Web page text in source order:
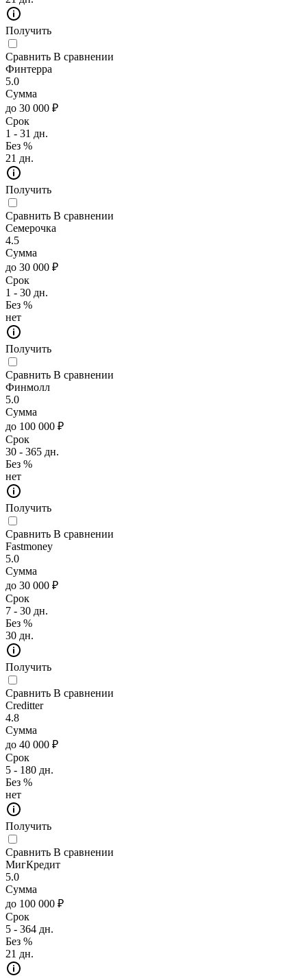
Получить
Сравнить В сравнении
Финтерра
5.0
Сумма
до 30 000 ₽
Срок
1 - 31 дн.
Без %
21 дн.
Получить
Сравнить В сравнении
Семерочка
4.5
Сумма
до 30 000 ₽
Срок
1 - 30 дн.
Без %
нет
Получить
Сравнить В сравнении
Финмолл
5.0
Сумма
до 100 000 ₽
Срок
30 - 365 дн.
Без %
нет
Получить
Сравнить В сравнении
Fastmoney
5.0
Сумма
до 30 000 ₽
Срок
7 - 30 дн.
Без %
30 дн.
Получить
Сравнить В сравнении
Creditter
4.8
Сумма
до 40 000 ₽
Срок
5 - 180 дн.
Без %
нет
Получить
Сравнить В сравнении
МигКредит
5.0
Сумма
до 100 000 ₽
Срок
5 - 364 дн.
Без %
21 дн.